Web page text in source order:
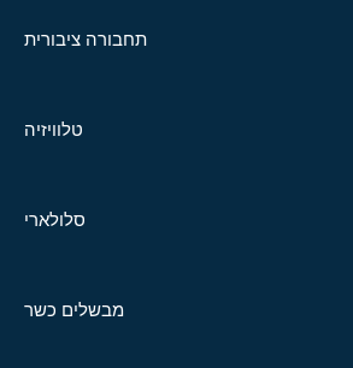
תחבורה ציבורית
טלוויזיה
סלולארי
מבשלים כשר